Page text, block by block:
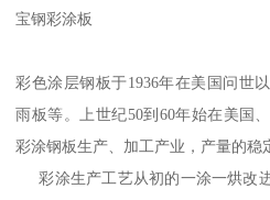
宝钢彩涂板
彩色涂层钢板于1936年在美国问世
雨板等。上世纪50到60年始在美国
彩涂钢板生产、加工产业，产量的稳
彩涂生产工艺从初的一涂一烘改